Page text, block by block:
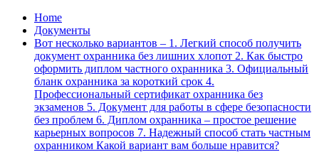
Home
Документы
Вот несколько вариантов – 1. Легкий способ получить
документ охранника без лишних хлопот 2. Как быстро
оформить диплом частного охранника 3. Официальный
бланк охранника за короткий срок 4.
Профессиональный сертификат охранника без
экзаменов 5. Документ для работы в сфере безопасности
без проблем 6. Диплом охранника – простое решение
карьерных вопросов 7. Надежный способ стать частным
охранником Какой вариант вам больше нравится?